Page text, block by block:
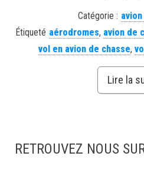
Catégorie :
Étiqueté aérodromes, avion de
vol en avion de chasse,
Lire la
RETROUVEZ NOUS